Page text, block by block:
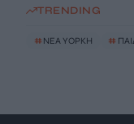
TRENDING
# ΝΈΑ ΥΌΡΚΗ #